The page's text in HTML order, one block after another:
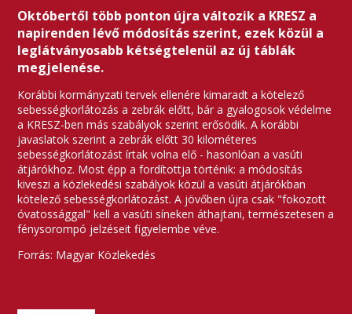
Októbertől több ponton újra változik a KRESZ a
napirenden lévő módosítás szerint, ezek közül a
leglátványosabb kétségtelenül az új táblák
megjelenése.
Korábbi kormányzati tervek ellenére kimaradt a kötelező
sebességkorlátozás a zebrák előtt, bár a gyalogosok védelme
a KRESZ-ben más szabályok szerint erősödik. A korábbi
javaslatok szerint a zebrák előtt 30 kilométeres
sebességkorlátozást írtak volna elő - hasonlóan a vasúti
átjárókhoz. Most épp a fordítottja történik: a módosítás
kiveszi a közlekedési szabályok közül a vasúti átjárókban
kötelező sebességkorlátozást. A jövőben újra csak "fokozott
óvatossággal" kell a vasúti síneken áthajtani, természetesen a
fénysorompó jelzéseit figyelembe véve.
Forrás: Magyar Közlekedés